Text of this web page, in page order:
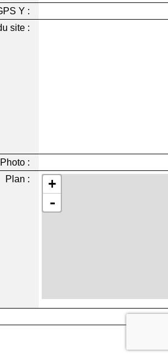
Y :
site :
:
Plan :
+
-